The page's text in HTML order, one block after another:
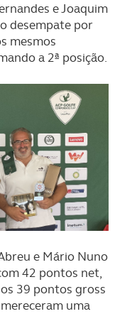
e Joaquim
desempate por
mesmos
a 2ª posição.
e Mário Nuno
42 pontos net,
39 pontos gross
uma